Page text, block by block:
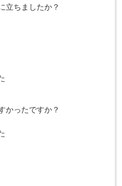
立ちましたか？
かったですか？